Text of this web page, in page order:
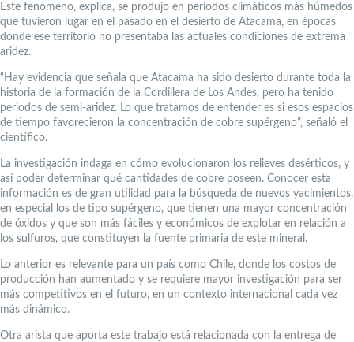
Este fenómeno, explica, se produjo en periodos climáticos más húmedos
que tuvieron lugar en el pasado en el desierto de Atacama, en épocas
donde ese territorio no presentaba las actuales condiciones de extrema
aridez.
“Hay evidencia que señala que Atacama ha sido desierto durante toda la
historia de la formación de la Cordillera de Los Andes, pero ha tenido
periodos de semi-aridez. Lo que tratamos de entender es si esos espacios
de tiempo favorecieron la concentración de cobre supérgeno”, señaló el
científico.
La investigación indaga en cómo evolucionaron los relieves desérticos, y
así poder determinar qué cantidades de cobre poseen. Conocer esta
información es de gran utilidad para la búsqueda de nuevos yacimientos,
en especial los de tipo supérgeno, que tienen una mayor concentración
de óxidos y que son más fáciles y económicos de explotar en relación a
los sulfuros, que constituyen la fuente primaria de este mineral.
Lo anterior es relevante para un país como Chile, donde los costos de
producción han aumentado y se requiere mayor investigación para ser
más competitivos en el futuro, en un contexto internacional cada vez
más dinámico.
Otra arista que aporta este trabajo está relacionada con la entrega de